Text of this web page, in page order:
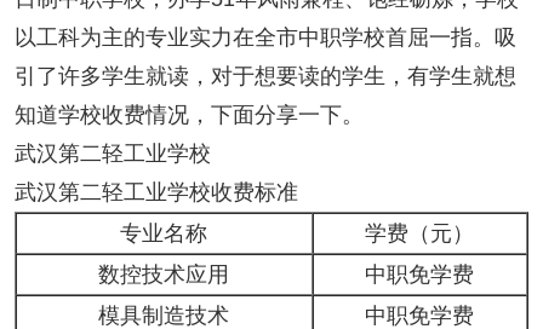
以工科为主的专业实力在全市中职学校首屈一指。吸
引了许多学生就读，对于想要读的学生，有学生就想
知道学校收费情况，下面分享一下。
武汉第二轻工业学校
武汉第二轻工业学校收费标准
专业名称
学费（元）
数控技术应用
中职免学费
模具制造技术
中职免学费